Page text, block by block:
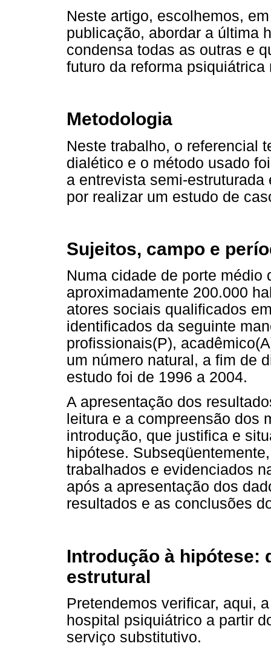
Neste artigo, escolhemos,
publicação, abordar a última
condensa todas as outras e
futuro da reforma
Metodologia
Neste trabalho, o referencial
dialético e o método usado
a entrevista semi-
por realizar um estudo de
Sujeitos, campo e
Numa cidade de porte médio
aproximadamente 200.000
atores sociais qualificados
identificados da seguinte
profissionais(P),
um número natural, a fim de
estudo foi de 1996 a 2004.
A apresentação dos
leitura e a compreensão dos
introdução, que justifica e
hipótese.
trabalhados e evidenciados
após a apresentação dos
resultados e as conclusões
Introdução à hipótese:
estrutural
Pretendemos verificar, aqui,
hospital psiquiátrico a partir
serviço substitutivo.